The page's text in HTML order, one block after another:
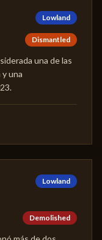
Lowland
Dismantled
una de las
una
Lowland
Demolished